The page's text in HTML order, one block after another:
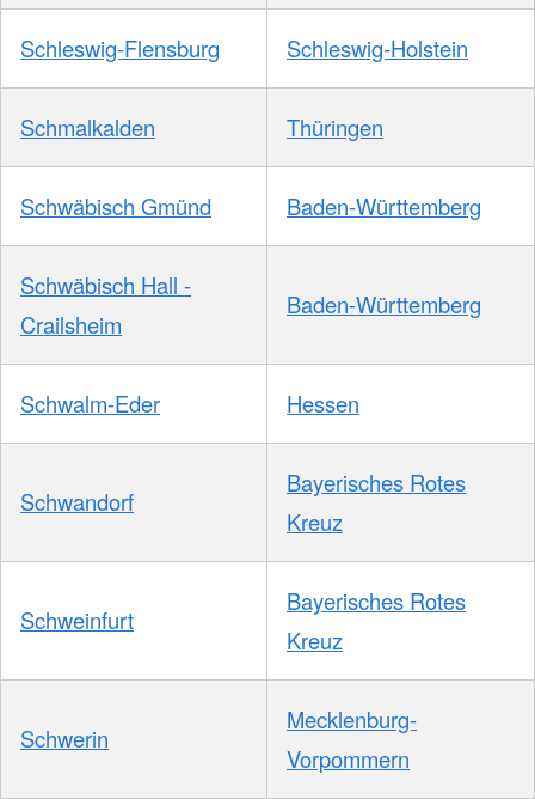
Schleswig-Flensburg Schleswig-Holstein
Schmalkalden Thüringen
Schwäbisch Gmünd Baden-Württemberg
Schwäbisch Hall -
Crailsheim
Baden-Württemberg
Schwalm-Eder Hessen
Schwandorf
Bayerisches Rotes
Kreuz
Schweinfurt
Bayerisches Rotes
Kreuz
Schwerin
Mecklenburg-
Vorpommern